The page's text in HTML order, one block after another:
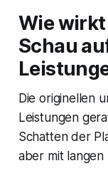
Wie
Schau
Die originellen
Leistungen
Schatten der
aber mit langen